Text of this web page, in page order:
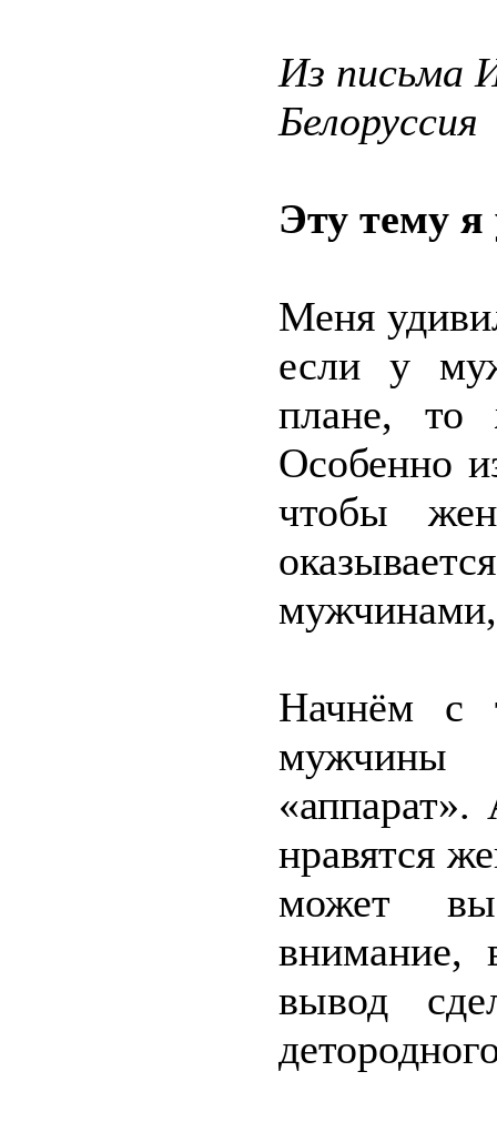
Из письма
Белоруссия
Эту тему я
Меня
если у
плане, то
Особенно
чтобы
Начнём с
мужчины
нравятся
может
внимание,
вывод